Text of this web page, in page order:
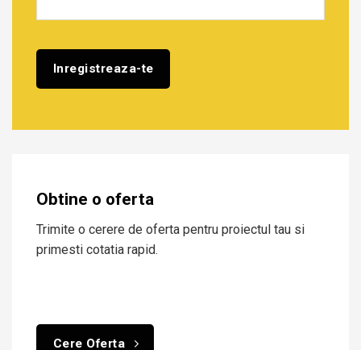
Obtine o oferta
Trimite o cerere de oferta pentru proiectul tau si
primesti cotatia rapid.
Cere Oferta